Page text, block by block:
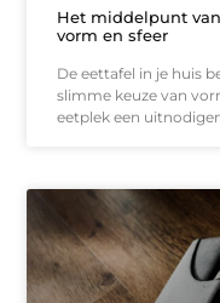
Het middelpunt
vorm en sfeer
De eettafel in je huis
slimme keuze van
eetplek een